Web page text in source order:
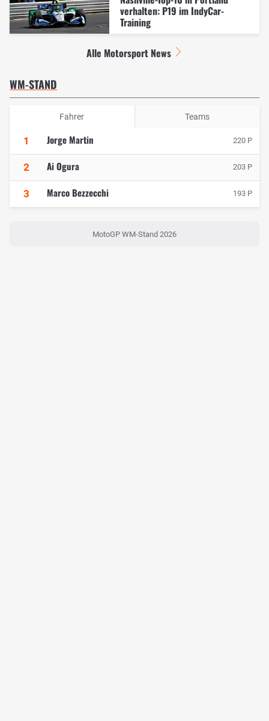
verhalten: P19 im IndyCar-
Training
Alle Motorsport News
WM-STAND
Fahrer Teams
1 Jorge Martin 220 P
2 Ai Ogura 203 P
3 Marco Bezzecchi 193 P
MotoGP WM-Stand 2026